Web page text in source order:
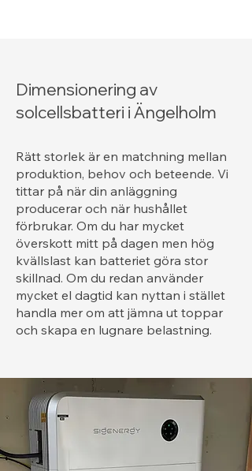
Dimensionering av
solcellsbatteri i Ängelholm
Rätt storlek är en matchning mellan
produktion, behov och beteende. Vi
tittar på när din anläggning
producerar och när hushållet
förbrukar. Om du har mycket
överskott mitt på dagen men hög
kvällslast kan batteriet göra stor
skillnad. Om du redan använder
mycket el dagtid kan nyttan i stället
handla mer om att jämna ut toppar
och skapa en lugnare belastning.